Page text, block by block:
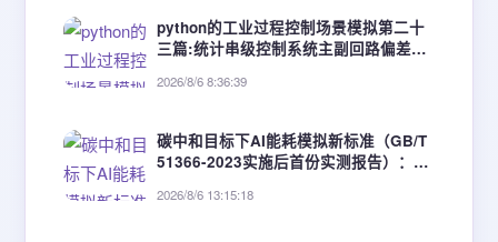
python的工业过程控制场景模拟第二十
三篇:统计串级控制系统主副回路偏差数
2026/8/6 8:36:39
碳中和目标下AI能耗模拟新标准（GB/T
51366-2023实施后首份实测报告）：3
2026/8/6 13:15:18